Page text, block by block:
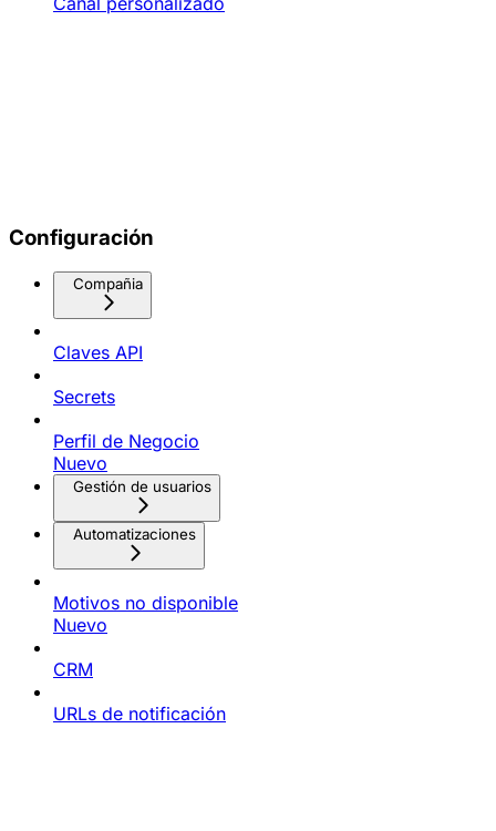
Configuración
Compañia
Claves API
Secrets
Perfil de Negocio
Nuevo
Gestión de usuarios
Automatizaciones
Motivos no disponible
Nuevo
CRM
URLs de notificación